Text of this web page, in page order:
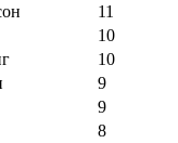
11
10
10
9
9
8